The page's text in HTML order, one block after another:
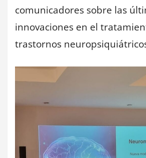
comunicadores sobre las
innovaciones en el
trastornos